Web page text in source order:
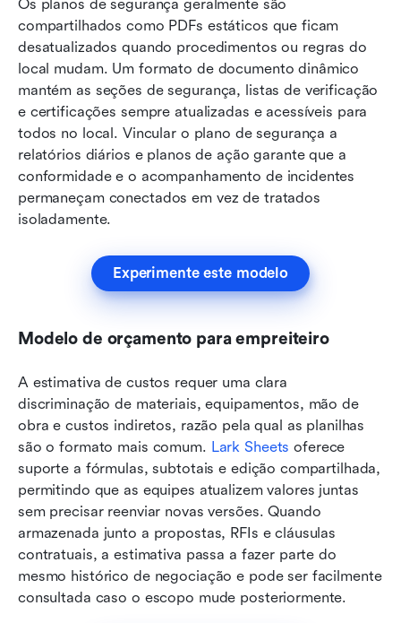
Os planos de segurança geralmente são
compartilhados como PDFs estáticos que ficam
desatualizados quando procedimentos ou regras do
local mudam. Um formato de documento dinâmico
mantém as seções de segurança, listas de verificação
e certificações sempre atualizadas e acessíveis para
todos no local. Vincular o plano de segurança a
relatórios diários e planos de ação garante que a
conformidade e o acompanhamento de incidentes
permaneçam conectados em vez de tratados
isoladamente.
Experimente este modelo
Modelo de orçamento para empreiteiro
A estimativa de custos requer uma clara
discriminação de materiais, equipamentos, mão de
obra e custos indiretos, razão pela qual as planilhas
são o formato mais comum. Lark Sheets oferece
suporte a fórmulas, subtotais e edição compartilhada,
permitindo que as equipes atualizem valores juntas
sem precisar reenviar novas versões. Quando
armazenada junto a propostas, RFIs e cláusulas
contratuais, a estimativa passa a fazer parte do
mesmo histórico de negociação e pode ser facilmente
consultada caso o escopo mude posteriormente.